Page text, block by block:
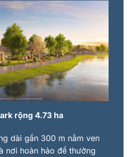
rộng 4.73 ha
dài gần 300 m nằm ven
nơi hoàn hảo để thưởng